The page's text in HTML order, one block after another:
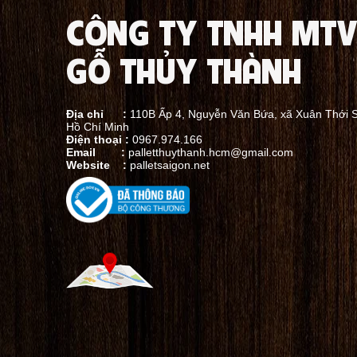
Bảo vệ hàng hóa
Thùng gỗ đóng hàng có khả năng
Chúng cũng cung cấp sự bảo vệ chống lại
Dễ vận chuyển và xếp chồng
Thùng gỗ đóng hàng được thiết kế sao
chi phí vận chuyển.
Tính thân thiện với môi trường
Gỗ là một nguồn tài nguyên tái tạo và
CÔNG TY TNHH
GỖ THỦY THÀNH
Địa chỉ : 110B Ấp 4, Nguyễn Văn Bứa, xã Xuân Thới
Hồ Chí Minh
Điện thoại : 0967.974.166
Email : palletthuythanh.hcm@gmail.com
Website : palletsaigon.net